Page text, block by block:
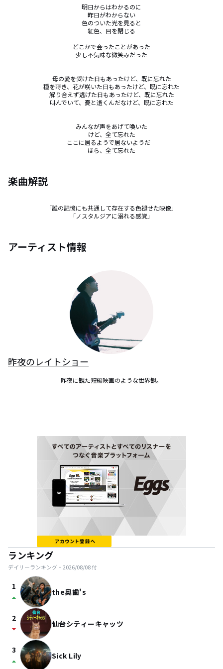
明日からはわかるのに
昨日がわからない
色のついた光を見ると
紅色、目を閉じる
どこかで会ったことがあった
少し不気味な微笑みだった
母の愛を受けた日もあったけど、既に忘れた
種を蒔き、花が咲いた日もあったけど、既に忘れた
解り合えず逃げた日もあったけど、既に忘れた
叫んでいて、憂と逝くんだなけど、既に忘れた
みんなが声をあげて喚いた
けど、全て忘れた
ここに居るようで居ないようだ
ほら、全て忘れた
楽曲解説
「誰の記憶にも共通して存在する色褪せた映像」
「ノスタルジアに溺れる感覚」
アーティスト情報
昨夜のレイトショー
昨夜に観た短編映画のような世界観。
ランキング
デイリーランキング・ 2026/08/08付
1
arrow_drop_up the奥歯's
2
arrow_drop_down 仙台シティーキャッツ
3
arrow_drop_up Sick Lily